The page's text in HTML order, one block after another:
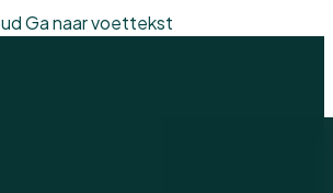
Ga naar voettekst